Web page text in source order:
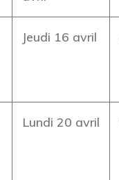
Jeudi 16 avril
Lundi 20 avril